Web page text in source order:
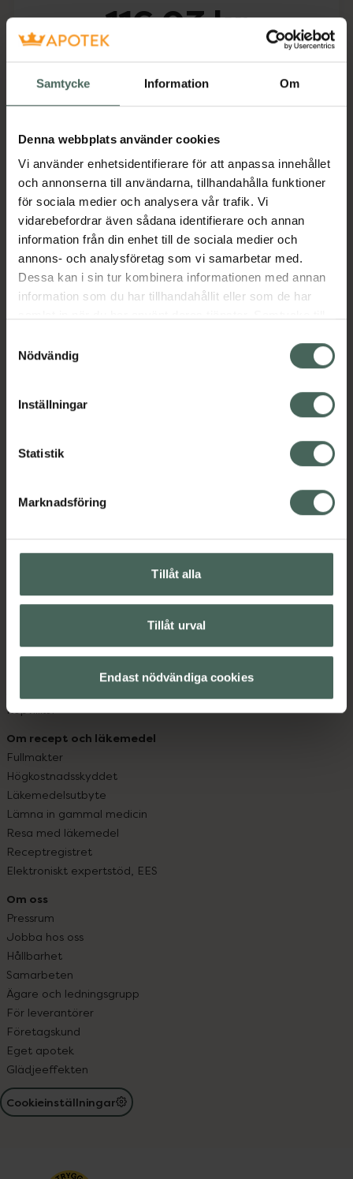
Samtycke Information Om
Denna webbplats använder cookies
Vi använder enhetsidentifierare för att anpassa innehållet
och annonserna till användarna, tillhandahålla funktioner
för sociala medier och analysera vår trafik. Vi
vidarebefordrar även sådana identifierare och annan
information från din enhet till de sociala medier och
annons- och analysföretag som vi samarbetar med.
Dessa kan i sin tur kombinera informationen med annan
information som du har tillhandahållit eller som de har
återkalla ditt samtycke via webbplatsens
cookieinställningar. Ett återkallat samtycke påverkar inte
lagligheten av behandling som skett innan återkallelsen.
Nödvändig
Inställningar
Statistik
Marknadsföring
Tillåt alla
Tillåt urval
Endast nödvändiga cookies
116,03 kr
Aktuella erbjudanden
Beskrivning
Läs alltid bipacksedeln innan
användning.
Kronans Apotek finns här för dig. Du hittar oss från Skåne i
syd till Lappland i norr, och online i mobilen och på
datorn. Oavsett vem du är så är det vårt uppdrag att
med oss.
Kundservice
Kontakta oss
Hitta apotek
Leverans, betalning och retur
Sajtens tillgänglighet
Köpvillkor
Om recept och läkemedel
Fullmakter
Högkostnadsskyddet
Läkemedelsutbyte
Lämna in gammal medicin
Resa med läkemedel
Receptregistret
Elektroniskt expertstöd, EES
Om oss
Pressrum
Jobba hos oss
Hållbarhet
Samarbeten
Ägare och ledningsgrupp
För leverantörer
Företagskund
Eget apotek
Glädjeeffekten
Cookieinställningar